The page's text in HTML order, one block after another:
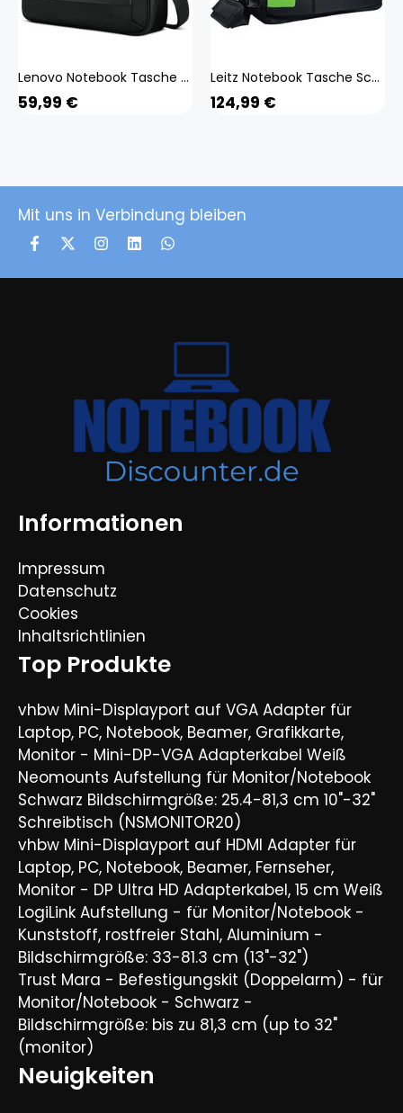
Lenovo Notebook Tasche ThinkPad Professional 4X41M69795
59,99 €
Leitz Notebook Tasche Schwarz 60190095
124,99 €
Mit uns in Verbindung bleiben
Informationen
Impressum
Datenschutz
Cookies
Inhaltsrichtlinien
Top Produkte
vhbw Mini-Displayport auf VGA Adapter für
Laptop, PC, Notebook, Beamer, Grafikkarte,
Monitor - Mini-DP-VGA Adapterkabel Weiß
Neomounts Aufstellung für Monitor/Notebook
Schwarz Bildschirmgröße: 25.4-81,3 cm 10"-32"
Schreibtisch (NSMONITOR20)
vhbw Mini-Displayport auf HDMI Adapter für
Laptop, PC, Notebook, Beamer, Fernseher,
Monitor - DP Ultra HD Adapterkabel, 15 cm Weiß
LogiLink Aufstellung - für Monitor/Notebook -
Kunststoff, rostfreier Stahl, Aluminium -
Bildschirmgröße: 33-81.3 cm (13"-32")
Trust Mara - Befestigungskit (Doppelarm) - für
Monitor/Notebook - Schwarz -
Bildschirmgröße: bis zu 81,3 cm (up to 32"
(monitor)
Neuigkeiten